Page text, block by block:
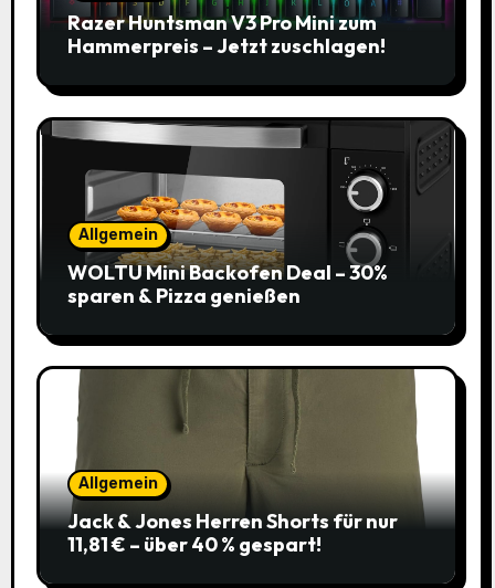
Razer Huntsman V3 Pro Mini zum
Hammerpreis – Jetzt zuschlagen!
Allgemein
WOLTU Mini Backofen Deal – 30%
sparen & Pizza genießen
Allgemein
Jack & Jones Herren Shorts für nur
11,81 € – über 40 % gespart!